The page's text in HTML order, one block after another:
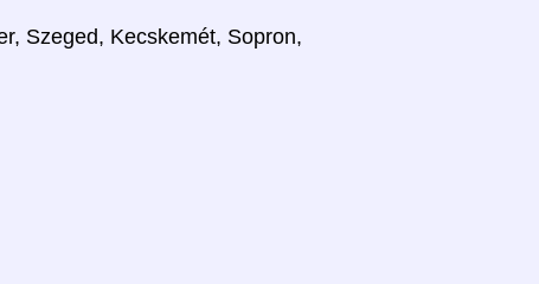
Szeged, Kecskemét, Sopron,